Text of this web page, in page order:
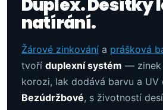
Duplex. Desítky
natírání.
Žárové zinkování a prášková
tvoří duplexní systém — zinek
korozi, lak dodává barvu a UV
Bezúdržbové, s životností